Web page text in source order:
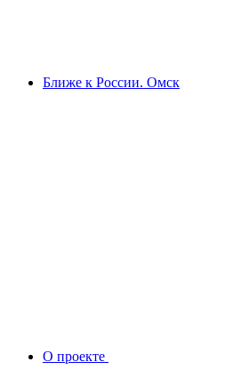
Ближе к России. Омск
О проекте